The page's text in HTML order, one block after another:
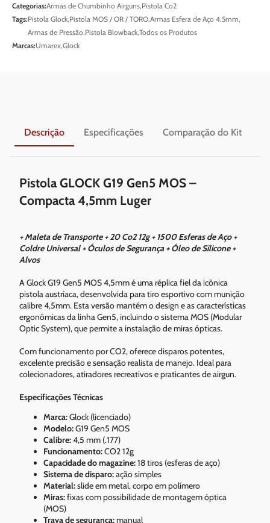
Categorias:Armas de Chumbinho Airguns,Pistola Co2
Tags:Pistola Glock,Pistola MOS / OR / TORO,Armas Esfera de Aço 4.5mm,
Armas de Pressão,Pistola Blowback,Todos os Produtos
Marcas:Umarex,Glock
Descrição Especificações Comparação do Kit
Pistola GLOCK G19 Gen5 MOS –
Compacta 4,5mm Luger
+ Maleta de Transporte + 20 Co2 12g + 1500 Esferas de Aço +
Coldre Universal + Óculos de Segurança + Óleo de Silicone +
Alvos
A Glock G19 Gen5 MOS 4,5mm é uma réplica fiel da icônica
pistola austríaca, desenvolvida para tiro esportivo com munição
calibre 4,5mm. Esta versão mantém o design e as características
ergonômicas da linha Gen5, incluindo o sistema MOS (Modular
Optic System), que permite a instalação de miras ópticas.
Com funcionamento por CO2, oferece disparos potentes,
excelente precisão e sensação realista de manejo. Ideal para
colecionadores, atiradores recreativos e praticantes de airgun.
Especificações Técnicas
Marca:Glock (licenciado)
Modelo:G19 Gen5 MOS
Calibre:4,5 mm (.177)
Funcionamento:CO2 12g
Capacidade do magazine:18 tiros (esferas de aço)
Sistema de disparo:ação simples
Material:slide em metal, corpo em polímero
Miras:fixas com possibilidade de montagem óptica
(MOS)
Trava de segurança:manual